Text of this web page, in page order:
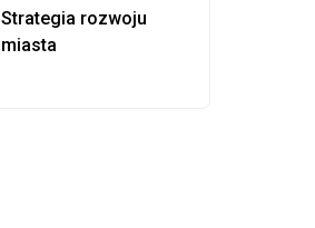
Strategia rozwoju
miasta